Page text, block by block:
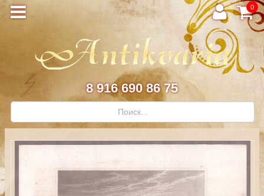
0
8 916 690 86 75